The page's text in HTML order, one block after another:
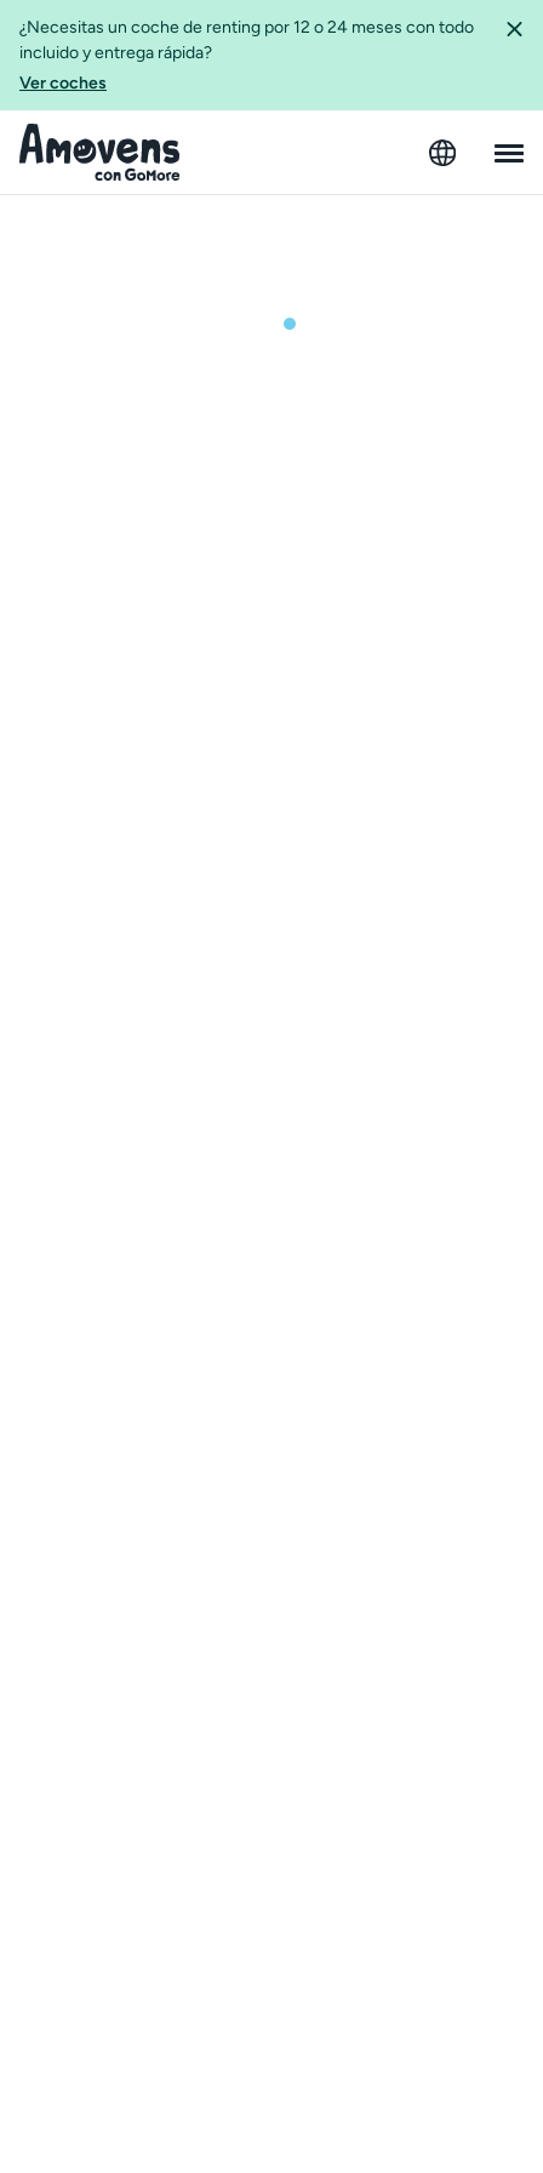
¿Necesitas un coche de renting por 12 o 24 meses con todo
incluido y entrega rápida?
Ver coches